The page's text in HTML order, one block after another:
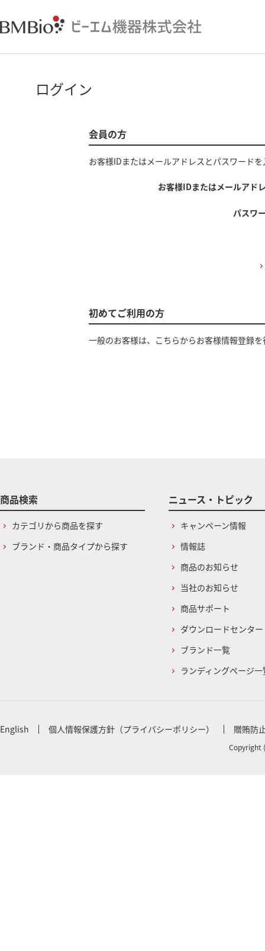
ログイン
会員の方
お客様IDまたはメールアドレス とパスワード
お客様IDまたはメールアド
パスワ
初めてご利用の方
一般のお客様は、こちらからお客様情報登録
商品検索
カテゴリから商品を探す
ブランド・商品タイプから探す
ニュース・トピック
キャンペーン情報
情報誌
商品のお知らせ
当社のお知らせ
商品サポート
ダウンロードセンター
ブランド一覧
ランディングページ一
English 個人情報保護方針（プライバシーポリシー） 贈賄防
Copyright